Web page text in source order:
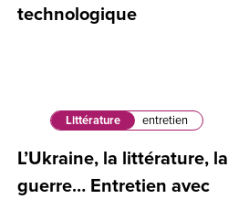
technologique
Littérature entretien
L’Ukraine, la littérature, la
guerre… Entretien avec